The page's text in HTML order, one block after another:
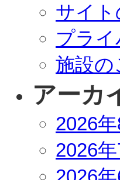
サイ
プラ
施設の
アーカ
2026年
2026年